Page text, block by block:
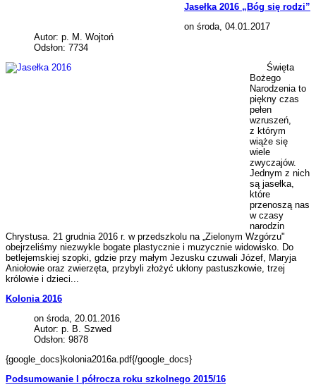
Jasełka 2016 „Bóg się rodzi”
on środa, 04.01.2017
Autor: p. M. Wojtoń
Odsłon: 7734
Święta
Bożego
Narodzenia to
piękny czas
pełen
wzruszeń,
z którym
wiąże się
wiele
zwyczajów.
Jednym z nich
są jasełka,
które
przenoszą nas
w czasy
narodzin
Chrystusa. 21 grudnia 2016 r. w przedszkolu na „Zielonym Wzgórzu"
obejrzeliśmy niezwykle bogate plastycznie i muzycznie widowisko. Do
betlejemskiej szopki, gdzie przy małym Jezusku czuwali Józef, Maryja
Aniołowie oraz zwierzęta, przybyli złożyć ukłony pastuszkowie, trzej
królowie i dzieci...
Kolonia 2016
on środa, 20.01.2016
Autor: p. B. Szwed
Odsłon: 9878
{google_docs}kolonia2016a.pdf{/google_docs}
Podsumowanie I półrocza roku szkolnego 2015/16